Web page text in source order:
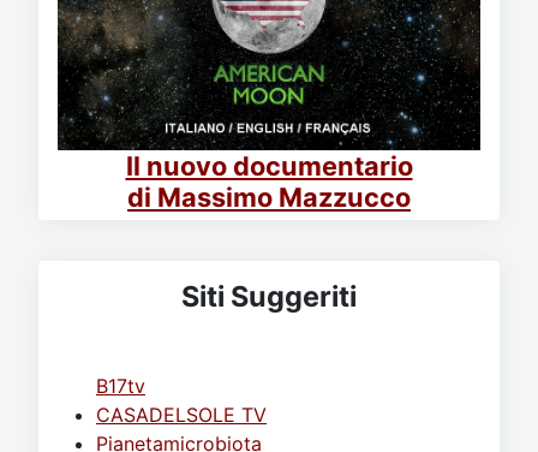
Il nuovo documentario
di Massimo Mazzucco
Siti Suggeriti
B17tv
CASADELSOLE TV
Pianetamicrobiota